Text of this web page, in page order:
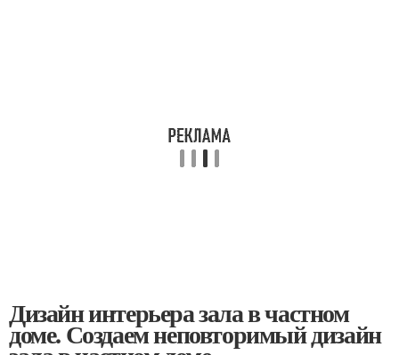
Дизайн интерьера зала в частном
доме. Создаем неповторимый дизайн